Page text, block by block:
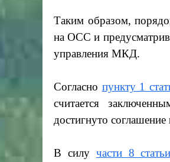
Таким образом,
на ОСС и
управления МКД.
Согласно пункту 1
считается
достигнуто
В силу части 8